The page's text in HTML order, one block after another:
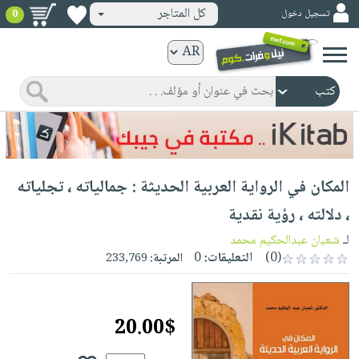
ورقية
المواضيع
صدر
حديثاً
الأكثر
مبيعاً
جوائز
شحن
مخفض
عروض
خاصة
مشوقة
كتب
الكترونية
الرئيسية
صدر
حديثاً
الأكثر
مبيعاً
كتب
مجانية
صوتية
الصفحة
الرئيسية
masmu3
حدود
أطفال
وناشئة
الصفحةوسائل
تسجيل دخول كل المتاجر 0
المكان في الرواية العربية الحديثة : جمالياته ، تجلياته
، دلالته ، رؤية نقدية
لـشعبان عبدالحكيم محمد
(0)
التعليقات:0 المرتبة:233,769
20.00$